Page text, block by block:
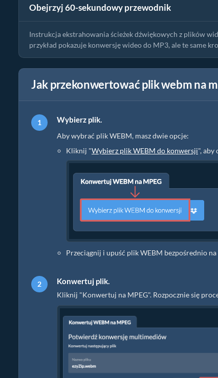
Obejrzyj 60-sekundowy przewodnik
Jak konwertować pliki webm online za darmo
Instrukcja ekstrahowania ścieżek dźwiękowych z plików
przykład pokazuje konwersję wideo do MP3, ale te same
Jak przekonwertować plik webm na
Wybierz plik.
Aby wybrać plik WEBM, masz dwie opcje:
Kliknij "Wybierz plik WEBM do konwersji",
Przeciągnij i upuść plik WEBM bezpośrednio na
Konwertuj plik.
Kliknij "Konwertuj na MPEG". Rozpocznie się